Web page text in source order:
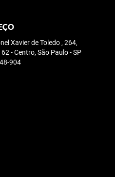
Xavier de Toledo , 264,
62-Centro, São Paulo-SP
904